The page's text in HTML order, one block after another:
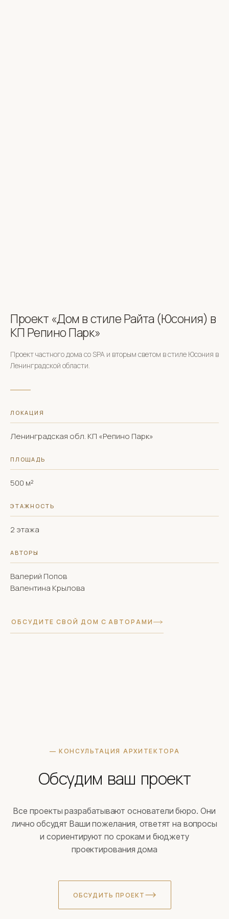
Проект «Дом в стиле Райта (Юсония) в
КП Репино Парк»
Проект частного дома со SPA и вторым светом в стиле Юсония в
Ленинградской области.
ЛОКАЦИЯ
Ленинградская обл. КП «Репино Парк»
ПЛОЩАДЬ
500 м²
ЭТАЖНОСТЬ
2 этажа
АВТОРЫ
Валерий Попов
Валентина Крылова
ОБСУДИТЕ СВОЙ ДОМ С АВТОРАМИ
— КОНСУЛЬТАЦИЯ АРХИТЕКТОРА
Обсудим ваш проект
Все проекты разрабатывают основатели бюро. Они
лично обсудят Ваши пожелания, ответят на вопросы
и сориентируют по срокам и бюджету
проектирования дома
ОБСУДИТЬ ПРОЕКТ